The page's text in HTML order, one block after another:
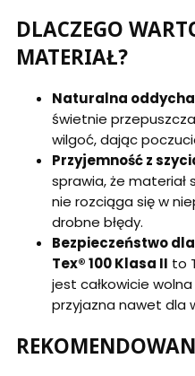
DLACZEGO
MATERIAŁ?
Naturalna
świetnie
wilgoć, dając
Przyjemność z
sprawia, że materiał
nie rozciąga się w
drobne błędy.
Bezpieczeństwo
Tex® 100 Klasa II to
jest całkowicie
przyjazna nawet dla